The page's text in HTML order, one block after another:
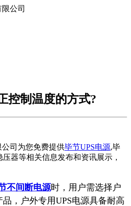
控制温度的方式?
司为您免费提供毕节UPS电源,毕
器等相关信息发布和资讯展示，
不间断电源时，用户需选择户
品，户外专用UPS电源具备耐高